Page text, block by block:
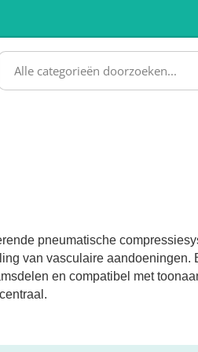
pneumatische
van vasculaire
en compatibel met